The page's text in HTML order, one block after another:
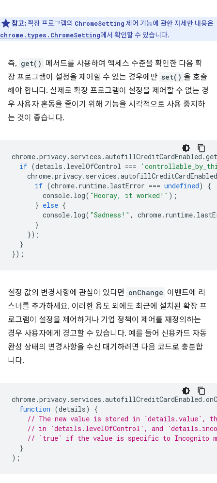
참고:확장 프로그램의 ChromeSetting 제어 기능에 관한 자세한 내용은
chrome.types.ChromeSetting에서 확인할 수 있습니다.
즉, get() 메서드를 사용하여 액세스 수준을 확인한 다음 확
장 프로그램이 설정을 제어할 수 있는 경우에만 set() 을 호출
해야 합니다. 실제로 확장 프로그램이 설정을 제어할 수 없는 경
우 사용자 혼동을 줄이기 위해 기능을 시각적으로 사용 중지하
는 것이 좋습니다.
chrome.privacy. services .autofillCreditCardEnabled .get
if (details . levelOfControl ===
chrome.privacy. services .autofillCreditCardEnabled
if (chrome. runtime. lastError === undefined)
{
console. log( "Hooray, it worked!" );
} else {
console. log( "Sadness!" , chrome. runtime.
}
});
}
});
설정 값의 변경사항에 관심이 있다면 onChange 이벤트에 리
스너를 추가하세요. 이러한 용도 외에도 최근에 설치된 확장 프
로그램이 설정을 제어하거나 기업 정책이 제어를 재정의하는
경우 사용자에게 경고할 수 있습니다. 예를 들어 신용카드 자동
완성 상태의 변경사항을 수신 대기하려면 다음 코드로 충분합
니다.
chrome.privacy. services .autofillCreditCardEnabled .
function (details)
{
// The new value is stored in `details.value`,
// in `details.levelOfControl`, and
// `true` if the value is specific to Incognito
}
);